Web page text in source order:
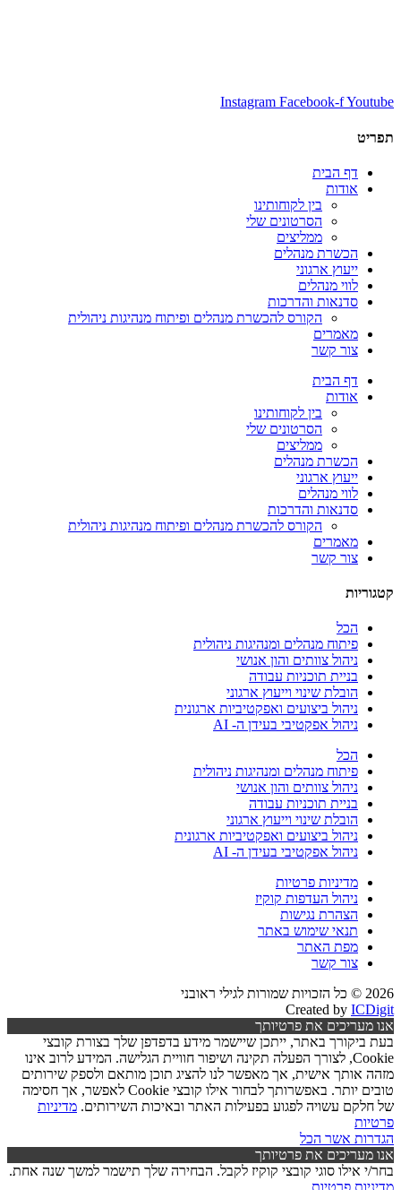
Instagram Facebook-fYoutube
תפריט
דף הבית
אודות
בין לקוחותינו
הסרטונים שלי
ממליצים
הכשרת מנהלים
ייעוץ ארגוני
לווי מנהלים
סדנאות והדרכות
הקורס להכשרת מנהלים ופיתוח מנהיגות ניהולית
מאמרים
צור קשר
דף הבית
אודות
בין לקוחותינו
הסרטונים שלי
ממליצים
הכשרת מנהלים
ייעוץ ארגוני
לווי מנהלים
סדנאות והדרכות
הקורס להכשרת מנהלים ופיתוח מנהיגות ניהולית
מאמרים
צור קשר
קטגוריות
הכל
פיתוח מנהלים ומנהיגות ניהולית
ניהול צוותים והון אנושי
בניית תוכניות עבודה
הובלת שינוי וייעוץ ארגוני
ניהול ביצועים ואפקטיביות ארגונית
ניהול אפקטיבי בעידן ה- AI
הכל
פיתוח מנהלים ומנהיגות ניהולית
ניהול צוותים והון אנושי
בניית תוכניות עבודה
הובלת שינוי וייעוץ ארגוני
ניהול ביצועים ואפקטיביות ארגונית
ניהול אפקטיבי בעידן ה- AI
מדיניות פרטיות
ניהול העדפות קוקיז
הצהרת נגישות
תנאי שימוש באתר
מפת האתר
צור קשר
2026 © כל הזכויות שמורות לגילי ראובני
Created by ICDigit
אנו מעריכים את פרטיותך
בעת ביקורך באתר, ייתכן שיישמר מידע בדפדפן שלך בצורת קובצי
Cookie, לצורך הפעלה תקינה ושיפור חוויית הגלישה. המידע לרוב אינו
מזהה אותך אישית, אך מאפשר לנו להציג תוכן מותאם ולספק שירותים
טובים יותר. באפשרותך לבחור אילו קובצי Cookie לאפשר, אך חסימה
של חלקם עשויה לפגוע בפעילות האתר ובאיכות השירותים. מדיניות
פרטיות
הגדרות אשר הכל
אנו מעריכים את פרטיותך
בחר/י אילו סוגי קובצי קוקיז לקבל. הבחירה שלך תישמר למשך שנה אחת.